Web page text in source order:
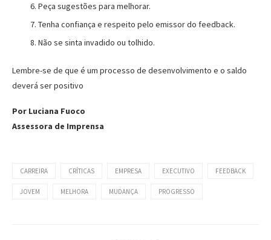
Peça sugestões para melhorar.
Tenha confiança e respeito pelo emissor do feedback.
Não se sinta invadido ou tolhido.
Lembre-se de que é um processo de desenvolvimento e o saldo
deverá ser positivo
Por Luciana Fuoco
Assessora de Imprensa
CARREIRA CRÍTICAS EMPRESA EXECUTIVO FEEDBACK
JOVEM MELHORA MUDANÇA PROGRESSO